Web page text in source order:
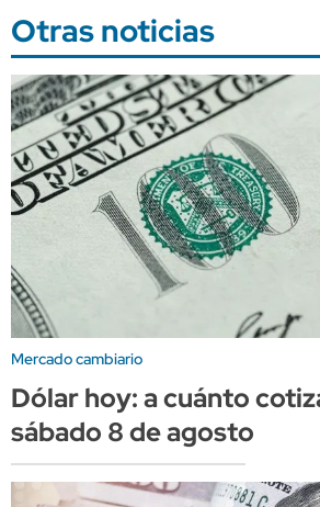
Otras noticias
Mercado cambiario
Dólar hoy: a cuánto
sábado 8 de agosto